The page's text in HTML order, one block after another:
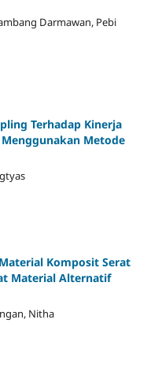
Darmawan, Pebi
Terhadap Kinerja
Metode
Komposit Serat
Material Alternatif
Nitha